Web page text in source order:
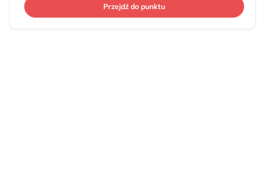
Przejdź do punktu